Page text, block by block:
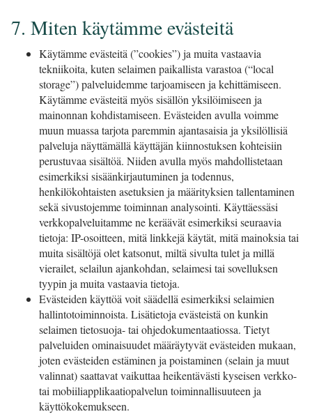
7. Miten käytämme evästeitä
Käytämme evästeitä (”cookies”) ja muita vastaavia
tekniikoita, kuten selaimen paikallista varastoa (“local
storage”) palveluidemme tarjoamiseen ja kehittämiseen.
Käytämme evästeitä myös sisällön yksilöimiseen ja
mainonnan kohdistamiseen. Evästeiden avulla voimme
muun muassa tarjota paremmin ajantasaisia ja yksilöllisiä
palveluja näyttämällä käyttäjän kiinnostuksen kohteisiin
perustuvaa sisältöä. Niiden avulla myös mahdollistetaan
esimerkiksi sisäänkirjautuminen ja todennus,
henkilökohtaisten asetuksien ja määrityksien tallentaminen
sekä sivustojemme toiminnan analysointi. Käyttäessäsi
verkkopalveluitamme ne keräävät esimerkiksi seuraavia
tietoja: IP-osoitteen, mitä linkkejä käytät, mitä mainoksia tai
muita sisältöjä olet katsonut, miltä sivulta tulet ja millä
vierailet, selailun ajankohdan, selaimesi tai sovelluksen
tyypin ja muita vastaavia tietoja.
Evästeiden käyttöä voit säädellä esimerkiksi selaimien
hallintotoiminnoista. Lisätietoja evästeistä on kunkin
selaimen tietosuoja- tai ohjedokumentaatiossa. Tietyt
palveluiden ominaisuudet määräytyvät evästeiden mukaan,
joten evästeiden estäminen ja poistaminen (selain ja muut
valinnat) saattavat vaikuttaa heikentävästi kyseisen verkko-
tai mobiiliapplikaatiopalvelun toiminnallisuuteen ja
käyttökokemukseen.​​​​​​​